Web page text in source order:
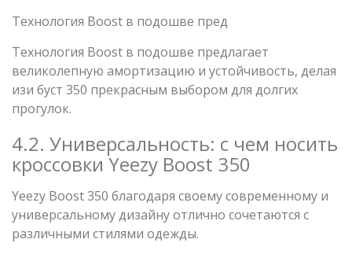
Технология Boost в подошве пред
Технология Boost в подошве предлагает
великолепную амортизацию и устойчивость, делая
изи буст 350 прекрасным выбором для долгих
прогулок.
4.2. Универсальность: с чем носить
кроссовки Yeezy Boost 350
Yeezy Boost 350 благодаря своему современному и
универсальному дизайну отлично сочетаются с
различными стилями одежды.